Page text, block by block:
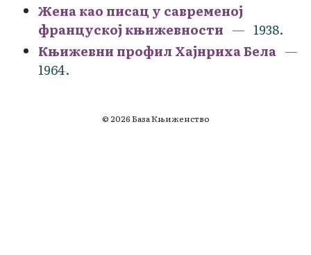
Жена као писац у савременој
француској књижевности
1938.
Књижевни профил Хајнриха Бела
1964.
© 2026 База Књиженство